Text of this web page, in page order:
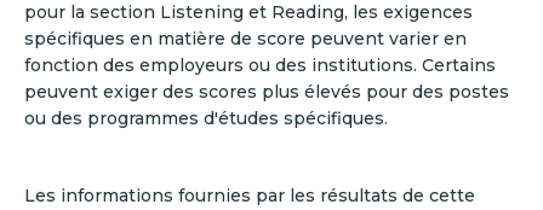
pour la section Listening et Reading, les exigences
spécifiques en matière de score peuvent varier en
fonction des employeurs ou des institutions. Certains
peuvent exiger des scores plus élevés pour des postes
ou des programmes d'études spécifiques.
Les informations fournies par les résultats de cette